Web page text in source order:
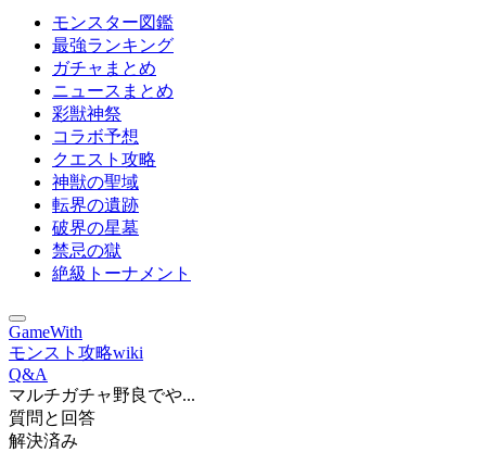
モンスター図鑑
最強ランキング
ガチャまとめ
ニュースまとめ
彩獣神祭
コラボ予想
クエスト攻略
神獣の聖域
転界の遺跡
破界の星墓
禁忌の獄
絶級トーナメント
GameWith
モンスト攻略wiki
Q&A
マルチガチャ野良でや...
質問と回答
解決済み